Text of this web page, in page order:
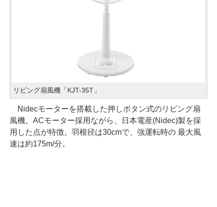
リビング扇風機「KJT-35T」
Nidecモーターを搭載した押しボタン式のリビング扇
風機。ACモーター採用ながら、日本電産(Nidec)製を採
用した点が特徴。羽根径は30cmで、強運転時の 最大風
速は約175m/分。